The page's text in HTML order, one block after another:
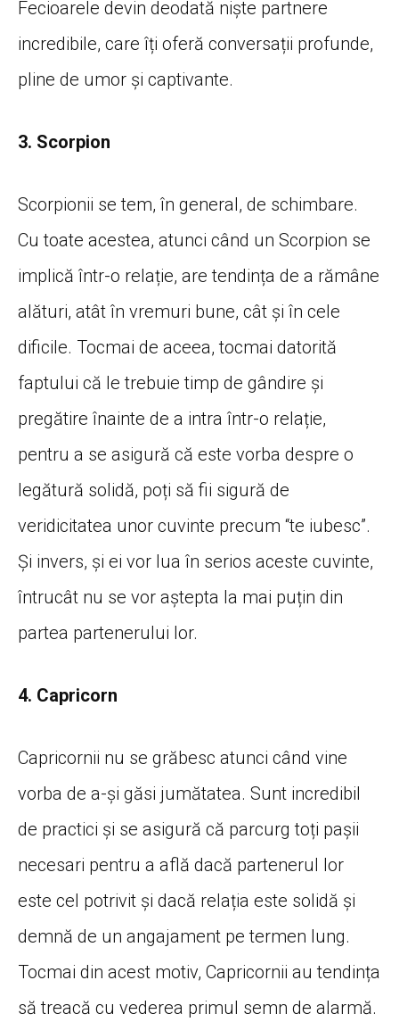
Fecioarele devin deodată niște partnere
incredibile, care îți oferă conversații profunde,
pline de umor și captivante.
3. Scorpion
Scorpionii se tem, în general, de schimbare.
Cu toate acestea, atunci când un Scorpion se
implică într-o relație, are tendința de a rămâne
alături, atât în vremuri bune, cât și în cele
dificile. Tocmai de aceea, tocmai datorită
faptului că le trebuie timp de gândire și
pregătire înainte de a intra într-o relație,
pentru a se asigură că este vorba despre o
legătură solidă, poți să fii sigură de
veridicitatea unor cuvinte precum “te iubesc”.
Și invers, și ei vor lua în serios aceste cuvinte,
întrucât nu se vor aștepta la mai puțin din
partea partenerului lor.
4. Capricorn
Capricornii nu se grăbesc atunci când vine
vorba de a-și găsi jumătatea. Sunt incredibil
de practici și se asigură că parcurg toți pașii
necesari pentru a află dacă partenerul lor
este cel potrivit și dacă relația este solidă și
demnă de un angajament pe termen lung.
Tocmai din acest motiv, Capricornii au tendința
să treacă cu vederea primul semn de alarmă.